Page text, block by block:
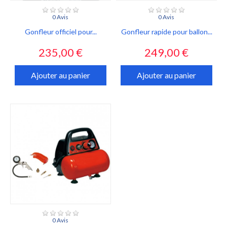
0 Avis
Gonfleur officiel pour...
Prix
235,00 €
Ajouter au panier
0 Avis
Gonfleur rapide pour ballon...
Prix
249,00 €
Ajouter au panier
0 Avis